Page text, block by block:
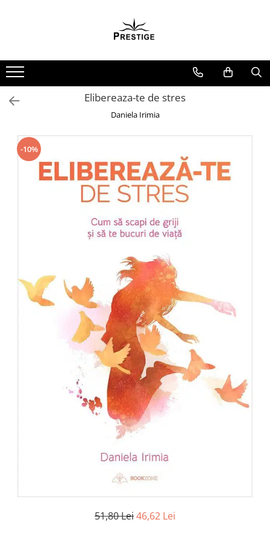
Noutati
Promotii
Pachete Speciale Carti
Arte Divinatorii
Astrologie
Chiromantie
Dezvoltare Spirituala
Numerologie
Paranormal
Sanatate
Elibereaza-te de stres
Daniela Irimia
-10%
51,80 Lei46,62 Lei